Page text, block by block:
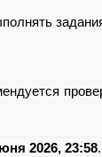
2026, 23:58